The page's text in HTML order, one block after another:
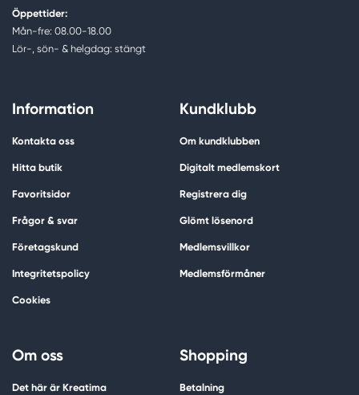
Öppettider:
Mån-fre: 08.00-18.00
Lör-, sön- & helgdag: stängt
Information
Kontakta oss
Hitta butik
Favoritsidor
Frågor & svar
Företagskund
Integritetspolicy
Cookies
Kundklubb
Om kundklubben
Digitalt medlemskort
Registrera dig
Glömt lösenord
Medlemsvillkor
Medlemsförmåner
Om oss
Det här är Kreatima
Shopping
Betalning